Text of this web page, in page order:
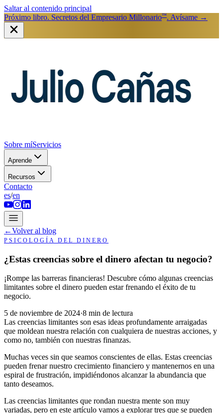
Saltar al contenido principal
Próximo libro. Secretos del Empresario Millonario™. Avísame →
Sobre míServicios
Aprende
Recursos
Contacto
es/en
←Volver al blog
PSICOLOGÍA DEL DINERO
¿Estas creencias sobre el dinero afectan tu negocio?
¡Rompe las barreras financieras! Descubre cómo algunas creencias
limitantes sobre el dinero pueden estar frenando el éxito de tu
negocio.
5 de noviembre de 2024·8 min de lectura
Las creencias limitantes son esas ideas profundamente arraigadas
que moldean nuestra relación con cualquiera de nuestras acciones, y
como no, también con nuestras finanzas.
Muchas veces sin que seamos conscientes de ellas. Estas creencias
pueden frenar nuestro crecimiento financiero y mantenernos en una
espiral de frustración, impidiéndonos alcanzar la abundancia que
tanto deseamos.
Las creencias limitantes que rondan nuestra mente son muy
variadas, pero en este artículo vamos a explorar tres que se pueden